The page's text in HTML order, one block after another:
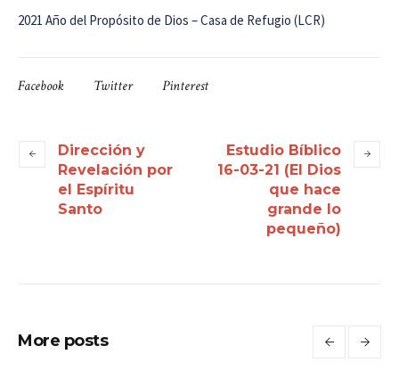
2021 Año del Propósito de Dios – Casa de Refugio (LCR)
Facebook Twitter Pinterest
Dirección y
Revelación por
el Espíritu
Santo
Estudio Bíblico
16-03-21 (El Dios
que hace
grande lo
pequeño)
More posts